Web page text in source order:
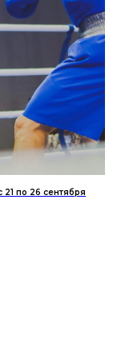
по 26 сентября